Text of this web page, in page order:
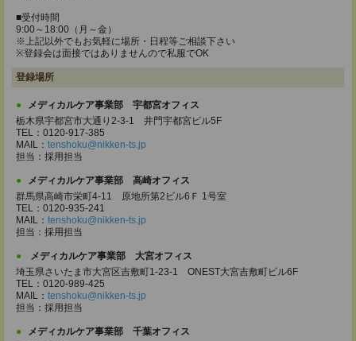
■受付時間
9:00～18:00（月～金）
※上記以外でもお気軽に場所・日程等ご相談下さい
※登録会は面接ではありませんので私服でOK
登録場所
メディカルケア事業部 宇都宮オフィス
栃木県宇都宮市大通り2-3-1 井門宇都宮ビル5F
TEL：0120-917-385
MAIL： tenshoku@nikken-ts.jp
担当：採用担当
メディカルケア事業部 高崎オフィス
群馬県高崎市栄町4-11 原地所第2ビル6Ｆ 1号室
TEL：0120-935-241
MAIL： tenshoku@nikken-ts.jp
担当：採用担当
メディカルケア事業部 大宮オフィス
埼玉県さいたま市大宮区吉敷町1-23-1 ONEST大宮吉敷町ビル6F
TEL：0120-989-425
MAIL： tenshoku@nikken-ts.jp
担当：採用担当
メディカルケア事業部 千葉オフィス